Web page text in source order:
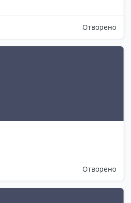
Отворено
Отворено